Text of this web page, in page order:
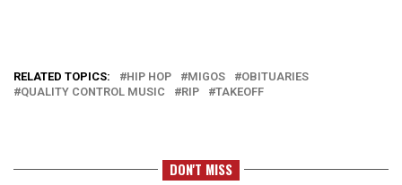
RELATED TOPICS: HIP HOP MIGOS
OBITUARIES
QUALITY CONTROL MUSIC
RIP TAKEOFF
DON'T MISS